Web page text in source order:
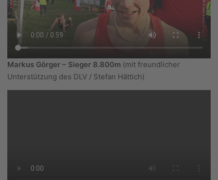
Markus Görger – Sieger 8.800m (mit freundlicher
Unterstützung des DLV / Stefan Hättich)